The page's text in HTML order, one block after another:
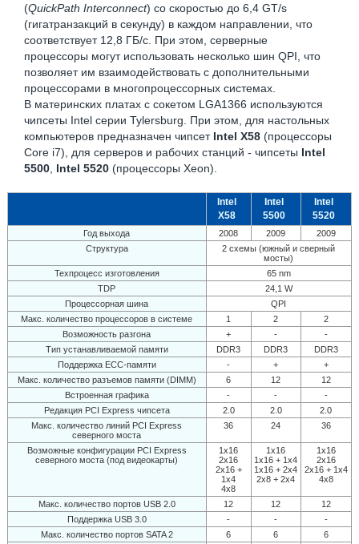
(QuickPath Interconnect) со скоростью до 6,4 GT/s
(гигатранзакций в секунду) в каждом направлении, что
соответствует 12,8 ГБ/с. При этом, серверные
процессоры могут использовать несколько шин QPI, что
позволяет им взаимодействовать с дополнительными
процессорами в многопроцессорных системах.
В материнских платах с сокетом LGA1366 используются
чипсеты Intel серии Tylersburg. При этом, для настольных
компьютеров предназначен чипсет Intel X58 (процессоры
Core i7), для серверов и рабочих станций - чипсеты Intel
5500 Intel 5520 (процессоры Xeon).
Intel
X58
Intel
5500
Intel
5520
Год выхода 2008 2009
2009
Структура
2 схемы (южный и сверный
мосты)
Техпроцесс изготовления
65 nm
TDP
24,1 W
Процессорная шина
QPI
Макс. количество процессоров в системе
1 2
2
Возможность разгона
+ -
-
Тип устанавливаемой памяти
DDR3 DDR3
DDR3
Поддержка ECC-памяти
- +
+
Макс. количество разъемов памяти (DIMM)
6 12
12
Встроенная графика
- -
-
Редакция PCI Express чипсета
2.0 2.0
2.0
Макс. количество линий PCI Express
северного моста
36 24 36
Возможные конфигурации PCI Express
северного моста (под видеокарты)
1x16
2x16
2x16 +
1x4
4x8
1x16
1x16 + 1x4
1x16 + 2x4
2x8 + 2x4
1x16
2x16
2x16 + 1x4
4x8
Макс. количество портов USB 2.0 12 12
12
Поддержка USB 3.0
- -
-
Макс. количество портов SATA 2
6 6
6